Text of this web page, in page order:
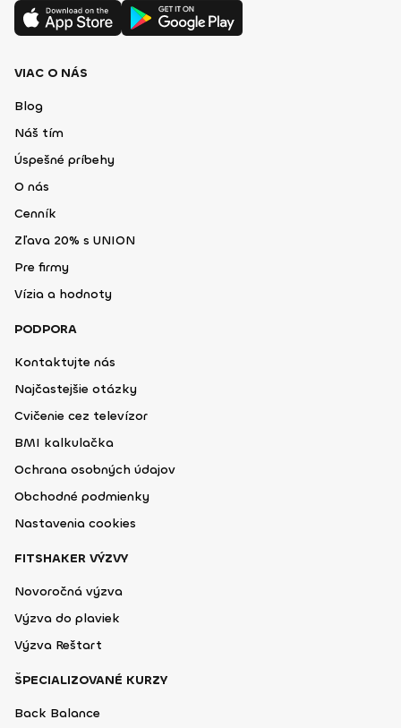
VIAC O NÁS
Blog
Náš tím
Úspešné príbehy
O nás
Cenník
Zľava 20% s UNION
Pre firmy
Vízia a hodnoty
PODPORA
Kontaktujte nás
Najčastejšie otázky
Cvičenie cez televízor
BMI kalkulačka
Ochrana osobných údajov
Obchodné podmienky
Nastavenia cookies
FITSHAKER VÝZVY
Novoročná výzva
Výzva do plaviek
Výzva Reštart
ŠPECIALIZOVANÉ KURZY
Back Balance